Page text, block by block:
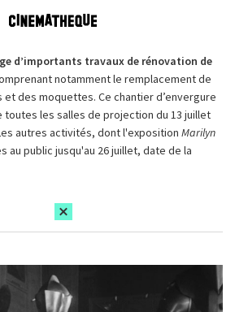
d’importants travaux de rénovation de
notamment le remplacement de
et des moquettes. Ce chantier d’envergure
les salles de projection du 13 juillet
autres activités, dont l'exposition Marilyn
au public jusqu'au 26 juillet, date de la